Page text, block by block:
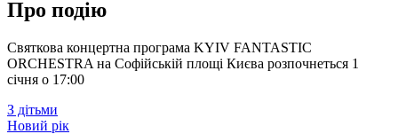
Про подію
Святкова концертна програма KYIV FANTASTIC
ORCHESTRA на Софійській площі Києва розпочнеться 1
січня о 17:00
З дітьми
Новий рік